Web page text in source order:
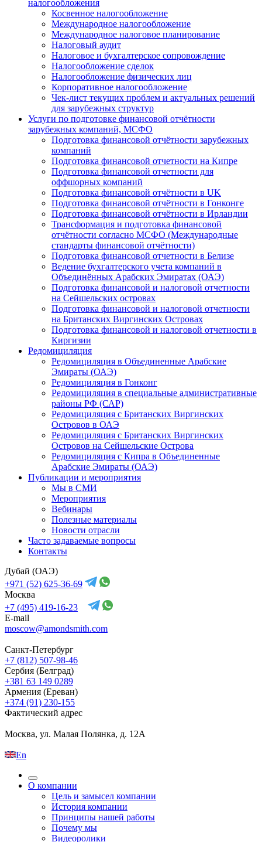
налогообложения
Косвенное налогообложение
Международное налогообложение
Международное налоговое планирование
Налоговый аудит
Налоговое и бухгалтерское сопровождение
Налогообложение сделок
Налогообложение физических лиц
Корпоративное налогообложение
Чек-лист текущих проблем и актуальных решений
для зарубежных структур
Услуги по подготовке финансовой отчётности
зарубежных компаний, МСФО
Подготовка финансовой отчётности зарубежных
компаний
Подготовка финансовой отчетности на Кипре
Подготовка финансовой отчетности для
оффшорных компаний
Подготовка финансовой отчётности в UK
Подготовка финансовой отчётности в Гонконге
Подготовка финансовой отчётности в Ирландии
Трансформация и подготовка финансовой
отчётности согласно МСФО (Международные
стандарты финансовой отчётности)
Подготовка финансовой отчетности в Белизе
Ведение бухгалтерского учета компаний в
Объединённых Арабских Эмиратах (ОАЭ)
Подготовка финансовой и налоговой отчетности
на Сейшельских островах
Подготовка финансовой и налоговой отчетности
на Британских Виргинских Островах
Подготовка финансовой и налоговой отчетности в
Киргизии
Редомициляция
Редомициляция в Объединенные Арабские
Эмираты (ОАЭ)
Редомициляция в Гонконг
Редомициляция в специальные административные
районы РФ (САР)
Редомициляция с Британских Виргинских
Островов в ОАЭ
Редомициляция с Британских Виргинских
Островов на Сейшельские Острова
Редомициляция с Кипра в Объединенные
Арабские Эмираты (ОАЭ)
Публикации и мероприятия
Мы в СМИ
Мероприятия
Вебинары
Полезные материалы
Новости отрасли
Часто задаваемые вопросы
Контакты
Дубай (ОАЭ)
+971 (52) 625-36-69
Москва
+7 (495) 419-16-23
E-mail
moscow@amondsmith.com
Санкт-Петербург
+7 (812) 507-98-46
Сербия (Белград)
+381 63 149 0289
Армения (Ереван)
+374 (91) 230-155
Фактический адрес
Москва, ул. Малая Полянка, д. 12А
En
О компании
Цель и замысел компании
История компании
Принципы нашей работы
Почему мы
Видеоролики